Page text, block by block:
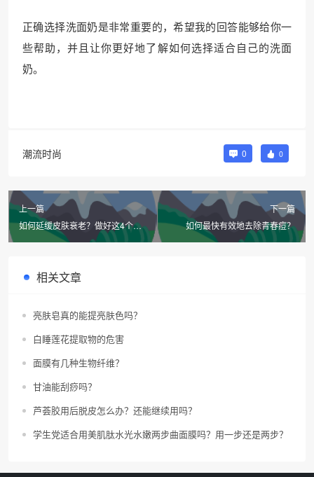
正确选择洗面奶是非常重要的，希望我的回答能够给你一
些帮助，并且让你更好地了解如何选择适合自己的洗面
奶。
潮流时尚 0 0
上一篇
如何延缓皮肤衰老？做好这4个习
惯就行了！
下一篇
如何最快有效地去除青春痘？
相关文章
亮肤皂真的能提亮肤色吗？
白睡莲花提取物的危害
面膜有几种生物纤维？
甘油能刮痧吗？
芦荟胶用后脱皮怎么办？还能继续用吗？
学生党适合用美肌肽水光水嫩两步曲面膜吗？用一步还是两步？